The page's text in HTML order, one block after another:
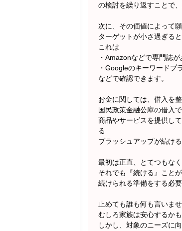
の検討を繰り返すことで
次に、その価値によって
ターゲットが小さ過ぎる
これは
・Amazonなどで専門誌
・Googleのキーワードプ
などで確認できます。
お金に関しては、借入を
国民政策金融公庫の借入
商品やサービスを提供し
る
ブラッシュアップが続け
最初は正直、とてつもな
それでも『続ける』ことが
続けられる準備をする必要
止めても誰も何も言いませ
むしろ家族は安心するかも
しかし、対象のニーズに